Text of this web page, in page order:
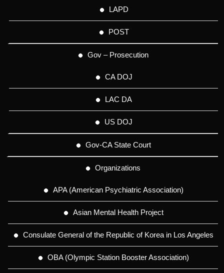
LAPD
POST
Gov – Prosecution
CA DOJ
LAC DA
US DOJ
Gov-CA State Court
Organizations
APA (American Psychiatric Association)
Asian Mental Health Project
Consulate General of the Republic of Korea in Los Angeles
OBA (Olympic Station Booster Association)